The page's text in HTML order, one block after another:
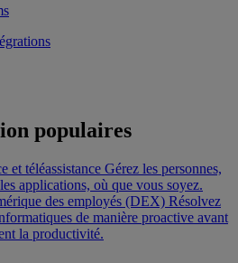
populaires
et téléassistance Gérez les personnes,
applications, où que vous soyez.
des employés (DEX) Résolvez
de manière proactive avant
la productivité.